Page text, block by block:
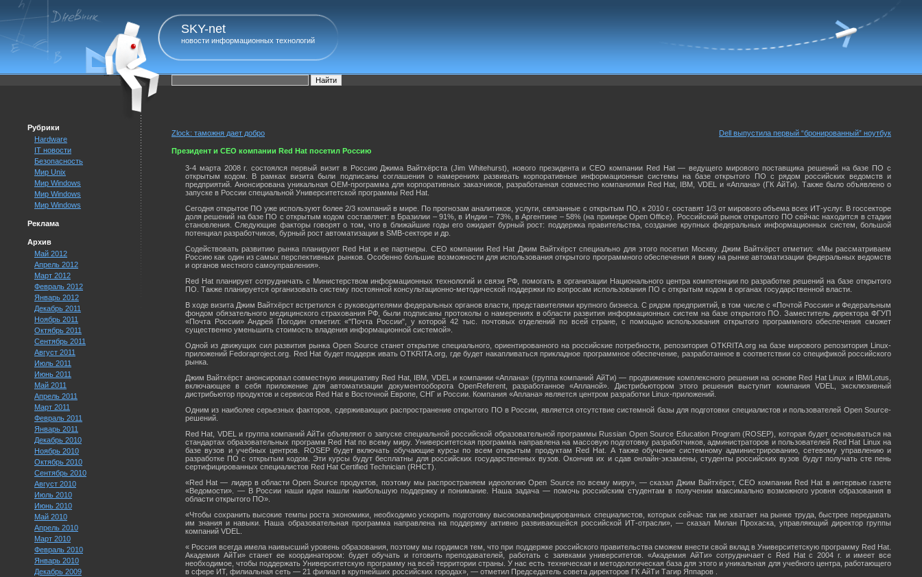
SKY-net
новости информационных технологий
Рубрики
Hardware
IT новости
Безопасность
Мир Unix
Мир Windows
Мир Windows
Мир Windows
Реклама
Архив
Май 2012
Апрель 2012
Март 2012
Февраль 2012
Январь 2012
Декабрь 2011
Ноябрь 2011
Октябрь 2011
Сентябрь 2011
Август 2011
Июль 2011
Июнь 2011
Май 2011
Апрель 2011
Март 2011
Февраль 2011
Январь 2011
Декабрь 2010
Ноябрь 2010
Октябрь 2010
Сентябрь 2010
Август 2010
Июль 2010
Июнь 2010
Май 2010
Апрель 2010
Март 2010
Февраль 2010
Январь 2010
Декабрь 2009
Zlock: таможня дает добро Dell выпустила первый “бронированный” ноутбук
Президент и CEO компании Red Hat посетил Россию
3-4 марта 2008 г. состоялся первый визит в Россию Джима Вайтхёрста (Jim Whitehurst), нового президента и CEO компании Red Hat — ведущего мирового поставщика решений на базе ПО с
открытым кодом. В рамках визита были подписаны соглашения о намерениях развивать корпоративные информационные системы на базе открытого ПО с рядом российских ведомств и
предприятий. Анонсирована уникальная ОЕМ-программа для корпоративных заказчиков, разработанная совместно компаниями Red Hat, IBM, VDEL и «Аплана» (ГК АйТи). Также было объявлено о
запуске в России специальной Университетской программы Red Hat.
Сегодня открытое ПО уже используют более 2/3 компаний в мире. По прогнозам аналитиков, услуги, связанные с открытым ПО, к 2010 г. составят 1/3 от мирового объема всех ИТ-услуг. В госсекторе
доля решений на базе ПО с открытым кодом составляет: в Бразилии – 91%, в Индии – 73%, в Аргентине – 58% (на примере Open Office). Российский рынок открытого ПО сейчас находится в стадии
становления. Следующие факторы говорят о том, что в ближайшие годы его ожидает бурный рост: поддержка правительства, создание крупных федеральных информационных систем, большой
потенциал разработчиков, бурный рост автоматизации в SMB-секторе и др.
Содействовать развитию рынка планируют Red Hat и ее партнеры. CEO компании Red Hat Джим Вайтхёрст специально для этого посетил Москву. Джим Вайтхёрст отметил: «Мы рассматриваем
Россию как один из самых перспективных рынков. Особенно большие возможности для использования открытого программного обеспечения я вижу на рынке автоматизации федеральных ведомств
и органов местного самоуправления».
Red Hat планирует сотрудничать с Министерством информационных технологий и связи РФ, помогать в организации Национального центра компетенции по разработке решений на базе открытого
ПО. Также планируется организовать систему постоянной консультационно-методической поддержки по вопросам использования ПО с открытым кодом в органах государственной власти.
В ходе визита Джим Вайтхёрст встретился с руководителями федеральных органов власти, представителями крупного бизнеса. С рядом предприятий, в том числе с «Почтой России» и Федеральным
фондом обязательного медицинского страхования РФ, были подписаны протоколы о намерениях в области развития информационных систем на базе открытого ПО. Заместитель директора ФГУП
«Почта России» Андрей Погодин отметил: «"Почта России", у которой 42 тыс. почтовых отделений по всей стране, с помощью использования открытого программного обеспечения сможет
существенно уменьшить стоимость владения информационной системой».
Одной из движущих сил развития рынка Open Source станет открытие специального, ориентированного на российские потребности, репозитория OTKRITA.org на базе мирового репозитория Linux-
приложений Fedoraproject.org. Red Hat будет поддерж ивать OTKRITA.org, где будет накапливаться прикладное программное обеспечение, разработанное в соответствии со спецификой российского
рынка.
Джим Вайтхёрст анонсировал совместную инициативу Red Hat, IBM, VDEL и компании «Аплана» (группа компаний АйТи) — продвижение комплексного решения на основе Red Hat Linux и IBM/Lotus,
включающее в себя приложение для автоматизации документооборота OpenReferent, разработанное «Апланой». Дистрибьютором этого решения выступит компания VDEL, эксклюзивный
дистрибьютор продуктов и сервисов Red Hat в Восточной Европе, СНГ и России. Компания «Аплана» является центром разработки Linux-приложений.
Одним из наиболее серьезных факторов, сдерживающих распространение открытого ПО в России, является отсутствие системной базы для подготовки специалистов и пользователей Open Source-
решений.
Red Hat, VDEL и группа компаний АйТи объявляют о запуске специальной российской образовательной программы Russian Open Source Education Program (ROSEP), которая будет основываться на
стандартах образовательных программ Red Hat по всему миру. Университетская программа направлена на массовую подготовку разработчиков, администраторов и пользователей Red Hat Linux на
базе вузов и учебных центров. ROSEP будет включать обучающие курсы по всем открытым продуктам Red Hat. А также обучение системному администрированию, сетевому управлению и
разработке ПО с открытым кодом. Эти курсы будут бесплатны для российских государственных вузов. Окончив их и сдав онлайн-экзамены, студенты российских вузов будут получать сте пень
сертифицированных специалистов Red Hat Certified Technician (RHCT).
«Red Hat — лидер в области Open Source продуктов, поэтому мы распространяем идеологию Open Source по всему миру», — сказал Джим Вайтхёрст, CEO компании Red Hat в интервью газете
«Ведомости». — В России наши идеи нашли наибольшую поддержку и понимание. Наша задача — помочь российским студентам в получении максимально возможного уровня образования в
области открытого ПО».
«Чтобы сохранить высокие темпы роста экономики, необходимо ускорить подготовку высококвалифицированных специалистов, которых сейчас так не хватает на рынке труда, быстрее передавать
им знания и навыки. Наша образовательная программа направлена на поддержку активно развивающейся российской ИТ-отрасли», — сказал Милан Прохаска, управляющий директор группы
компаний VDEL.
« Россия всегда имела наивысший уровень образования, поэтому мы гордимся тем, что при поддержке российского правительства сможем внести свой вклад в Университетскую программу Red Hat.
Академия АйТи» станет ее координатором: будет обучать и готовить преподавателей, работать с заявками университетов. «Академия АйТи» сотрудничает с Red Hat с 2004 г. и имеет все
необходимое, чтобы поддержать Университетскую программу на всей территории страны. У нас есть техническая и методологическая база для этого и уникальная для учебного центра, работающего
в сфере ИТ, филиальная сеть — 21 филиал в крупнейших российских городах», — отметил Председатель совета директоров ГК АйТи Тагир Яппаров .